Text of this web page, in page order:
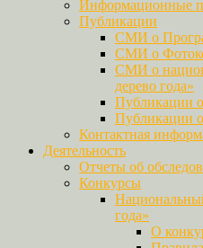
Информационные
Публикации
СМИ о
СМИ о
СМИ о
дерево года»
Публикации
Публикации о
Контактная
Деятельность
Отчеты об
Конкурсы
года»
О